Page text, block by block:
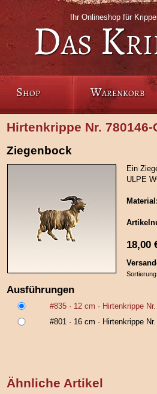
Ihr Onlineshop für
Das
Shop Warenkorb
Hirtenkrippe Nr.
Ziegenbock
Ein
ULPE
18,00
Ausführungen
#835 · 12 cm · Hirtenkrippe
#801 · 16 cm · Hirtenkrippe
Ähnliche Artikel